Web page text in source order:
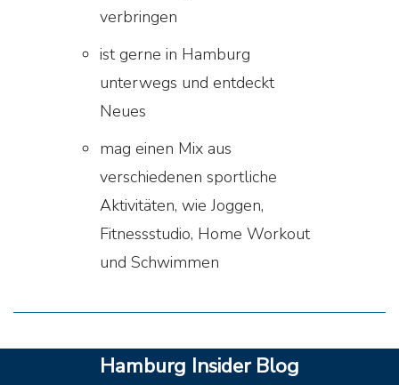
verbringen
ist gerne in Hamburg
unterwegs und entdeckt
Neues
mag einen Mix aus
verschiedenen sportliche
Aktivitäten, wie Joggen,
Fitnessstudio, Home Workout
und Schwimmen
Hamburg Insider Blog